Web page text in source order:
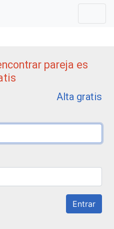
pareja es
Alta gratis